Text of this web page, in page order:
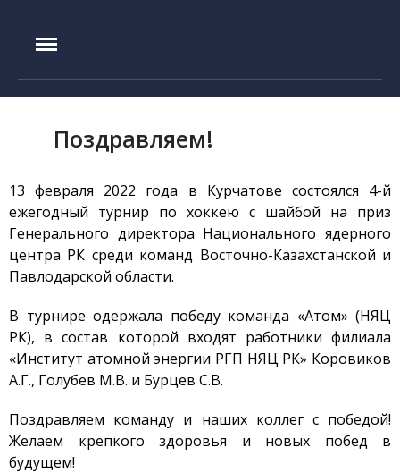
История создания
Экспериментальная база
Реактор ИВГ.1М
Стенд ЛИАНА
Токамак КТМ
Установка ВИКА
Установка EAGLE
Стенд ВЧГ-135
пучковой установкой
Комплексы
IAE.KZ
Поздравляем!
13 февраля 2022 года в Курчатове состоялся 4-й
ежегодный турнир по хоккею с шайбой на приз
Генерального директора Национального ядерного
центра РК среди команд Восточно-Казахстанской и
Павлодарской области.
В турнире одержала победу команда «Атом» (НЯЦ
РК), в состав которой входят работники филиала
«Институт атомной энергии РГП НЯЦ РК» Коровиков
А.Г., Голубев М.В. и Бурцев С.В.
Поздравляем команду и наших коллег с победой!
Желаем крепкого здоровья и новых побед в
будущем!